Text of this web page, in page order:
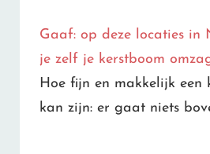
Gaaf: op deze locaties in
je zelf je kerstboom
Hoe fijn en makkelijk een
kan zijn: er gaat niets